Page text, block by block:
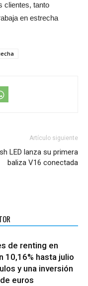
clientes, tanto
en estrecha
Artículo siguiente
LED lanza su primera
baliza V16 conectada
de renting en
10,16% hasta julio
y una inversión
euros